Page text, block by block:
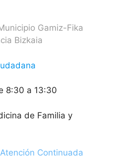
Gamiz-Fika
Bizkaia
8:30 a 13:30
de Familia y
Continuada